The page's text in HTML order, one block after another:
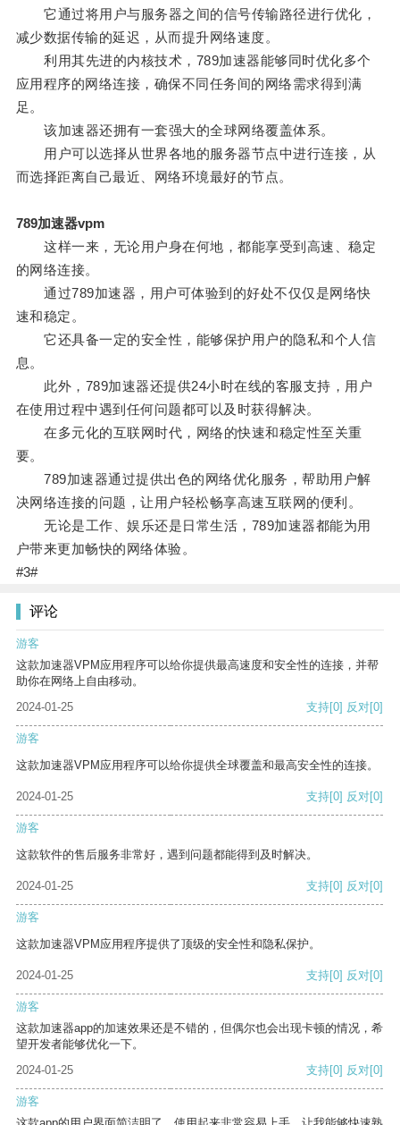
它通过将用户与服务器之间的信号传输路径进行优化，
减少数据传输的延迟，从而提升网络速度。
利用其先进的内核技术，789加速器能够同时优化多个
应用程序的网络连接，确保不同任务间的网络需求得到满
足。
该加速器还拥有一套强大的全球网络覆盖体系。
用户可以选择从世界各地的服务器节点中进行连接，从
而选择距离自己最近、网络环境最好的节点。
789加速器vpm
这样一来，无论用户身在何地，都能享受到高速、稳定
的网络连接。
通过789加速器，用户可体验到的好处不仅仅是网络快
速和稳定。
它还具备一定的安全性，能够保护用户的隐私和个人信
息。
此外，789加速器还提供24小时在线的客服支持，用户
在使用过程中遇到任何问题都可以及时获得解决。
在多元化的互联网时代，网络的快速和稳定性至关重
要。
789加速器通过提供出色的网络优化服务，帮助用户解
决网络连接的问题，让用户轻松畅享高速互联网的便利。
无论是工作、娱乐还是日常生活，789加速器都能为用
户带来更加畅快的网络体验。
#3#
评论
游客
这款加速器VPM应用程序可以给你提供最高速度和安全性的连接，并帮
助你在网络上自由移动。
2024-01-25
支持[0] 反对[0]
游客
这款加速器VPM应用程序可以给你提供全球覆盖和最高安全性的连接。
2024-01-25 支持[0] 反对[0]
游客
这款软件的售后服务非常好，遇到问题都能得到及时解决。
2024-01-25 支持[0] 反对[0]
游客
这款加速器VPM应用程序提供了顶级的安全性和隐私保护。
2024-01-25 支持[0] 反对[0]
游客
这款加速器app的加速效果还是不错的，但偶尔也会出现卡顿的情况，希
望开发者能够优化一下。
2024-01-25
支持[0] 反对[0]
游客